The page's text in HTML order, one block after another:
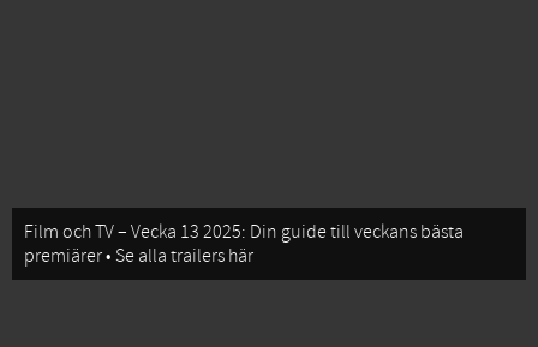
Film och TV – Vecka 13 2025: Din guide till veckans bästa
premiärer • Se alla trailers här